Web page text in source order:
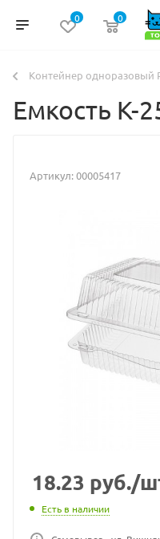
0 0
Контейнер одноразовый
Емкость К-
Артикул:00005417
18.23 руб./
Есть в наличии